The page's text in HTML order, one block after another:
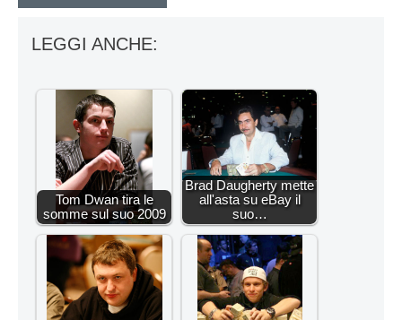
LEGGI ANCHE:
Tom Dwan tira le
somme sul suo 2009
Brad Daugherty mette
all'asta su eBay il
suo…